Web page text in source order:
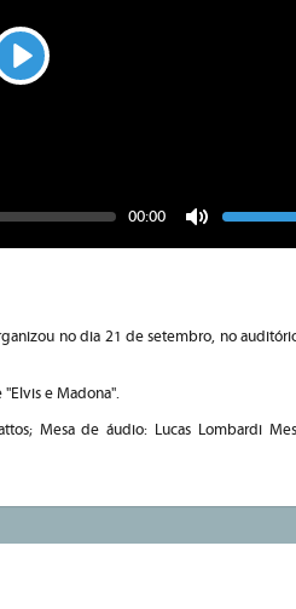
Play
Current
00:00
no dia 21 de setembro, no
e Madona".
Mesa de áudio: Lucas Lombardi